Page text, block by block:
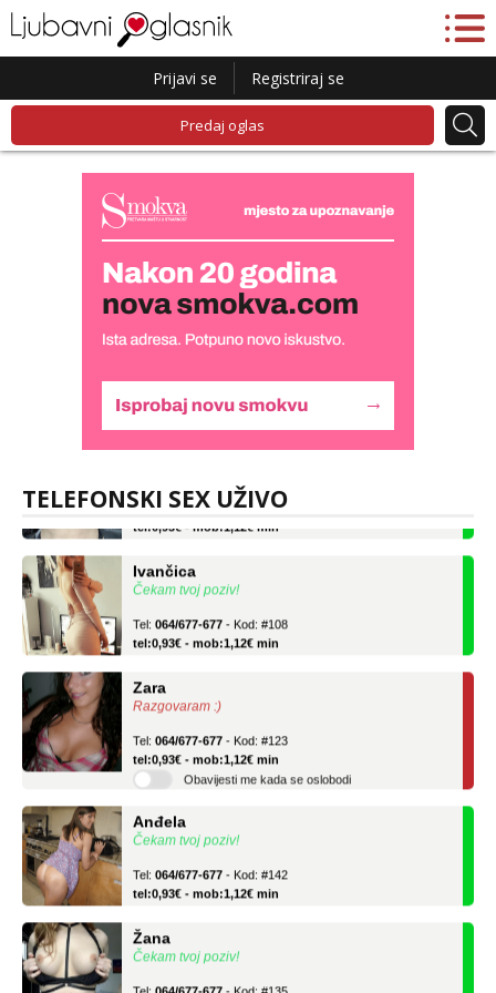
Prijavi se Registriraj se
Predaj oglas
TELEFONSKI SEX UŽIVO
Tel: 064/677-677
- Kod: #135
Čekam tvoj poziv!
tel:0,93€ - mob:1,12€ min
Razgovaram :)
tel:0,93€ - mob:1,12€ min
Obavijesti me kada se oslobodi
Čekam tvoj poziv!
tel:0,93€ - mob:1,12€ min
Žana
Čekam tvoj poziv!